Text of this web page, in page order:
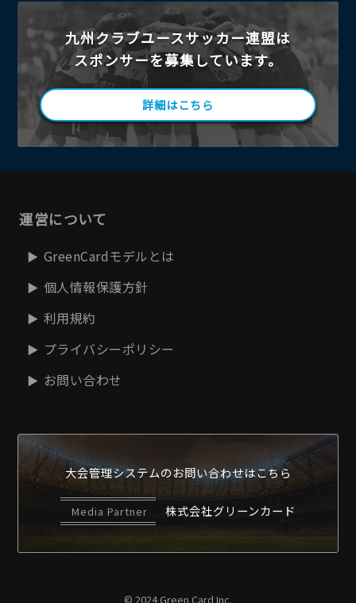
九州クラブユースサッカー連盟は
スポンサーを募集しています。
詳細はこちら
運営について
GreenCardモデルとは
個人情報保護方針
利用規約
プライバシーポリシー
お問い合わせ
大会管理システムのお問い合わせはこちら
Media Partner 株式会社グリーンカード
© 2024 Green Card Inc.